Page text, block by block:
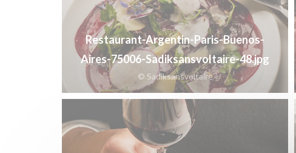
Restaurant-Argentin-Paris-Buenos-
Aires-75006-Sadiksansvoltaire-48.jpg
© Sadiksansvoltaire